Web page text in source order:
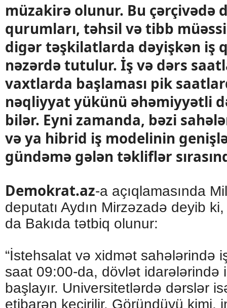
müzakirə olunur. Bu çərçivədə
qurumları, təhsil və tibb
digər təşkilatlarda dəyişkən iş
nəzərdə tutulur. İş və dərs
vaxtlarda başlaması pik
nəqliyyat yükünü əhəmiyyətli
bilər. Eyni zamanda, bəzi
və ya hibrid iş modelinin
gündəmə gələn təkliflər
Demokrat.az-a açıqlamasında
deputatı Aydın Mirzəzadə deyib
da Bakıda tətbiq olunur:
“İstehsalat və xidmət sahələrində
saat 09:00-da, dövlət idarələrində
başlayır. Universitetlərdə dərslər
etibarən keçirilir. Göründüyü kimi,